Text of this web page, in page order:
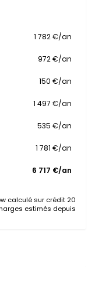
1 782 €/an
972 €/an
150 €/an
1 497 €/an
535 €/an
1 781 €/an
6 717 €/an
calculé sur crédit 20
estimés depuis